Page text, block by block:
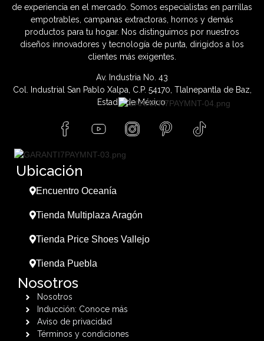
de experiencia en el mercado. Somos especialistas en parrillas
empotrables, campanas extractoras, hornos y demás
productos para tu hogar. Nos distinguimos por nuestros
diseños innovadores y tecnología de punta, dirigidos a los
clientes más exigentes.
Av. Industria No. 43
Col. Industrial San Pablo Xalpa, C.P. 54170, Tlalnepantla de Baz,
Estado de México.
Ubicación
Encuentro Oceanía
Tienda Multiplaza Aragón
Tienda Price Shoes Vallejo
Tienda Puebla
Nosotros
Nosotros
Inducción: Conoce más
Aviso de privacidad
Términos y condiciones